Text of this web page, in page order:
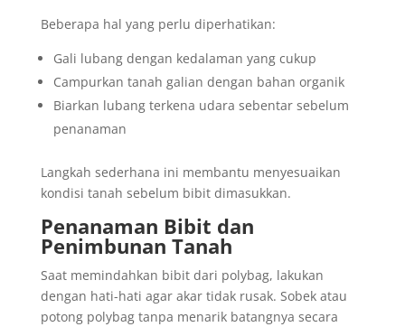
Beberapa hal yang perlu diperhatikan:
Gali lubang dengan kedalaman yang cukup
Campurkan tanah galian dengan bahan organik
Biarkan lubang terkena udara sebentar sebelum
penanaman
Langkah sederhana ini membantu menyesuaikan
kondisi tanah sebelum bibit dimasukkan.
Penanaman Bibit dan
Penimbunan Tanah
Saat memindahkan bibit dari polybag, lakukan
dengan hati-hati agar akar tidak rusak. Sobek atau
potong polybag tanpa menarik batangnya secara